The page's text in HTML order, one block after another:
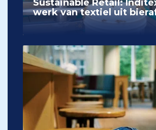
Sustainable Retail:
werk van textiel uit